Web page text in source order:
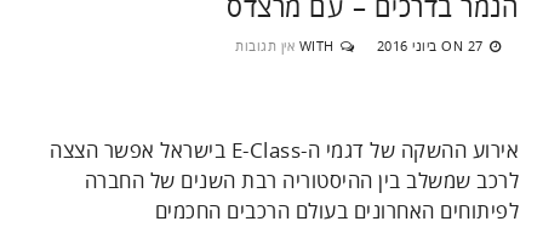
ON 27 ביוני 2016 WITH אין תגובות
אירוע ההשקה של דגמי ה-E-Class בישראל אפשר הצצה
לרכב שמשלב בין ההיסטוריה רבת השנים של החברה
לפיתוחים האחרונים בעולם הרכבים החכמים